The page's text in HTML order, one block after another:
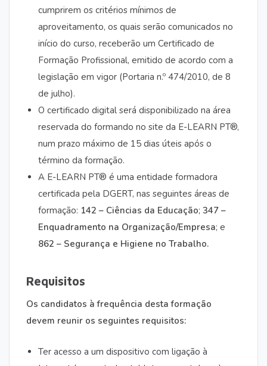
cumprirem os critérios mínimos de
aproveitamento, os quais serão comunicados no
início do curso, receberão um Certificado de
Formação Profissional, emitido de acordo com a
legislação em vigor (Portaria n.º 474/2010, de 8
de julho).
O certificado digital será disponibilizado na área
reservada do formando no site da E-LEARN PT®,
num prazo máximo de 15 dias úteis após o
término da formação.
A E-LEARN PT® é uma entidade formadora
certificada pela DGERT, nas seguintes áreas de
formação: 142 – Ciências da Educação; 347 –
Enquadramento na Organização/Empresa; e
862 – Segurança e Higiene no Trabalho.
Requisitos
Os candidatos à frequência desta formação
devem reunir os seguintes requisitos:
Ter acesso a um dispositivo com ligação à